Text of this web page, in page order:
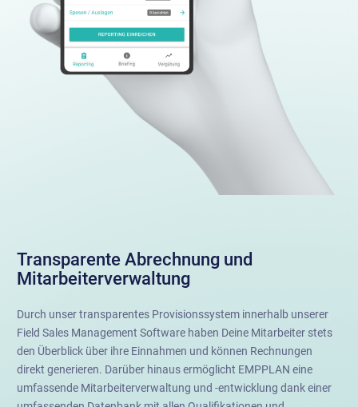
Transparente Abrechnung und
Mitarbeiterverwaltung
Durch unser transparentes Provisionssystem innerhalb unserer
Field Sales Management Software haben Deine Mitarbeiter stets
den Überblick über ihre Einnahmen und können Rechnungen
direkt generieren. Darüber hinaus ermöglicht EMPPLAN eine
umfassende Mitarbeiterverwaltung und -entwicklung dank einer